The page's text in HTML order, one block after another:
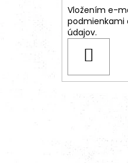
Vložením e-
podmienkami
údajov.
SA